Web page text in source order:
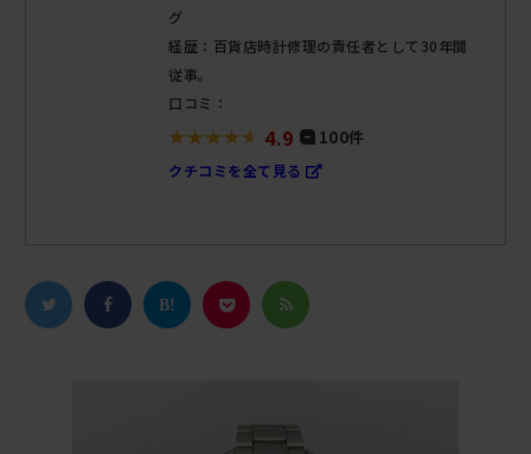
グ
経歴：百貨店時計修理の責任者として30年間
従事。
口コミ：
4.9 100件
クチコミを全て見る